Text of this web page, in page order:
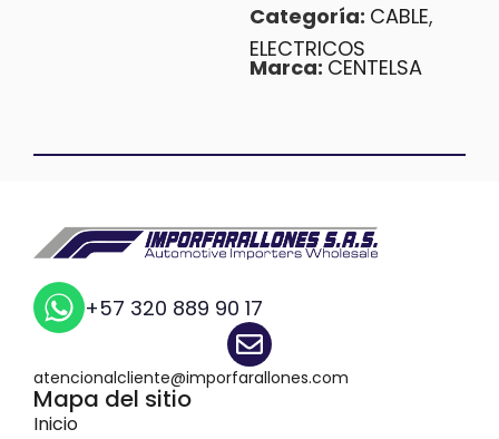
Categoría: CABLE,
ELECTRICOS
Marca: CENTELSA
+57 320 889 90 17
atencionalcliente@imporfarallones.com
Mapa del sitio
Inicio